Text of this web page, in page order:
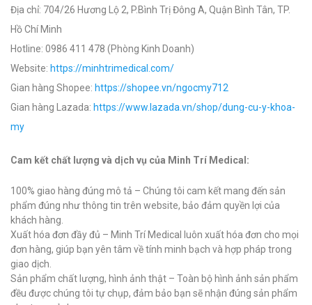
Địa chỉ: 704/26 Hương Lộ 2, P.Bình Trị Đông A, Quận Bình Tân, TP.
Hồ Chí Minh
Hotline: 0986 411 478 (Phòng Kinh Doanh)
Website: https://minhtrimedical.com/
Gian hàng Shopee: https://shopee.vn/ngocmy712
Gian hàng Lazada: https://www.lazada.vn/shop/dung-cu-y-khoa-
my
Cam kết chất lượng và dịch vụ của Minh Trí Medical:
100% giao hàng đúng mô tả – Chúng tôi cam kết mang đến sản
phẩm đúng như thông tin trên website, bảo đảm quyền lợi của
khách hàng.
Xuất hóa đơn đầy đủ – Minh Trí Medical luôn xuất hóa đơn cho mọi
đơn hàng, giúp bạn yên tâm về tính minh bạch và hợp pháp trong
giao dịch.
Sản phẩm chất lượng, hình ảnh thật – Toàn bộ hình ảnh sản phẩm
đều được chúng tôi tự chụp, đảm bảo bạn sẽ nhận đúng sản phẩm